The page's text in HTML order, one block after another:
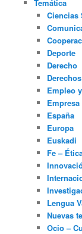
Temática
Ciencias
Deporte
Derecho
Empleo
España
Europa
Euskadi
Fe –
Lengua
Nuevas
Ocio –